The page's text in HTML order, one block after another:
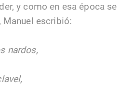
y como en esa época se
Manuel escribió:
nardos,